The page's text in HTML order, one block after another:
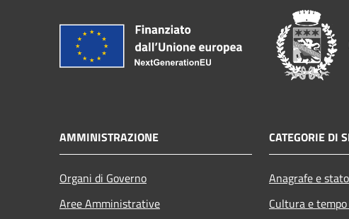
AMMINISTRAZIONE
Organi di Governo
Aree Amministrative
CATEGORIE DI
Anagrafe e
Cultura e